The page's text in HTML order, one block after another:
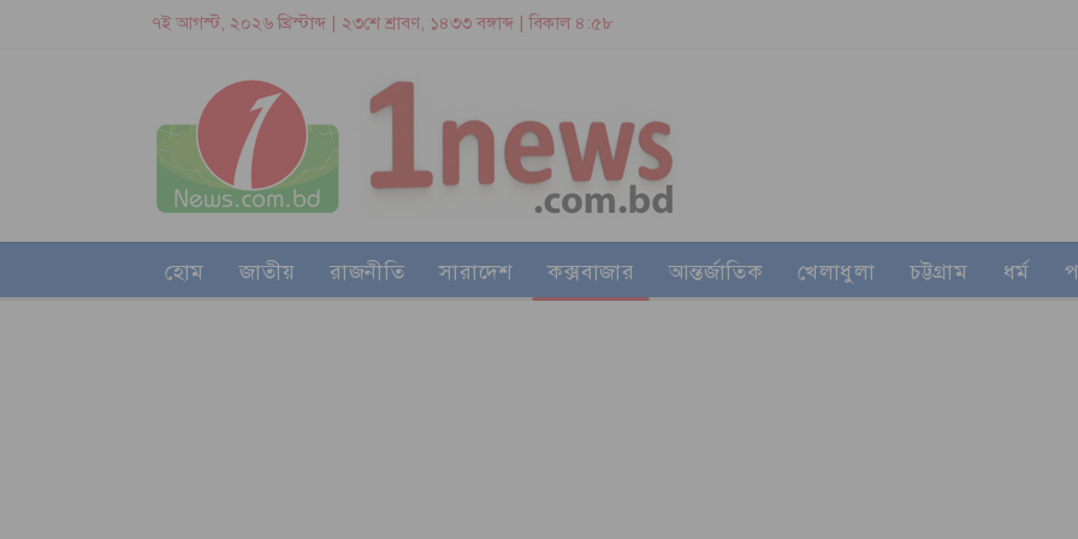
৭ই আগস্ট, ২০২৬ খ্রিস্টাব্দ | ২৩শে শ্রাবণ, ১৪৩৩ বঙ্গাব্দ | বিকাল ৪:৫৮
হোম জাতীয় রাজনীতি সারাদেশ কক্সবাজার আন্তর্জাতিক খেলাধুলা চট্টগ্রাম ধর্ম